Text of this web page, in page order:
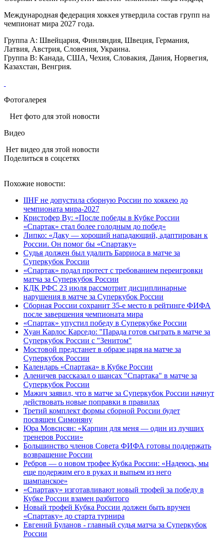
Международная федерация хоккея утвердила состав групп на
чемпионат мира 2027 года.
Группа А: Швейцария, Финляндия, Швеция, Германия,
Латвия, Австрия, Словения, Украина.
Группа B: Канада, США, Чехия, Словакия, Дания, Норвегия,
Казахстан, Венгрия.
Фотогалерея
Нет фото для этой новости
Видео
Нет видео для этой новости
Поделиться в соцсетях
Похожие новости:
IIHF не допустила сборную России по хоккею до
чемпионата мира‑2027
Кристофер Ву: «После победы в Кубке России
«Спартак» стал более голодным до побед»
Липко: «Даку — хороший нападающий, адаптирован к
России. Он помог бы «Спартаку»
Судья должен был удалить Барриоса в матче за
Суперкубок России
«Спартак» подал протест с требованием переигровки
матча за Суперкубок России
КДК РФС 23 июля рассмотрит дисциплинарные
нарушения в матче за Суперкубок России
Сборная России сохранит 35-е место в рейтинге ФИФА
после завершения чемпионата мира
«Спартак» упустил победу в Суперкубке России
Хуан Карлос Карседо: "Парада готов сыграть в матче за
Суперкубок России с "Зенитом"
Мостовой предстанет в образе царя на матче за
Суперкубок России
Календарь «Спартака» в Кубке России
Аленичев рассказал о шансах "Спартака" в матче за
Суперкубок России
Мажич заявил, что в матче за Суперкубок России начнут
действовать новые поправки в правилах
Третий комплект формы сборной России будет
посвящен Симоняну
Юра Мовсисян: «Карпин для меня — один из лучших
тренеров России»
Большинство членов Совета ФИФА готовы поддержать
возвращение России
Ребров — о новом трофее Кубка России: «Надеюсь, мы
еще подержим его в руках и выпьем из него
шампанское»
«Спартаку» изготавливают новый трофей за победу в
Кубке России взамен разбитого
Новый трофей Кубка России должен быть вручен
«Спартаку» до старта турнира
Евгений Буланов - главный судья матча за Суперкубок
России